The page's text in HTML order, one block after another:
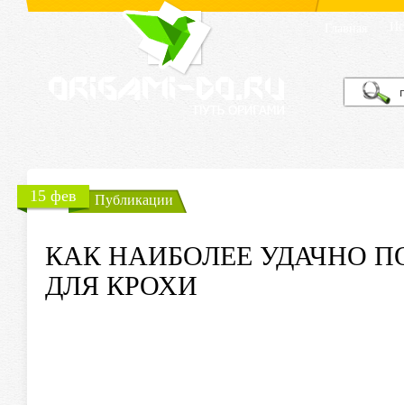
15 фев Публикации
КАК НАИБОЛЕЕ УДАЧНО
ДЛЯ КРОХИ